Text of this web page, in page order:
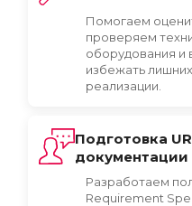
Помогаем
проверяем
оборудования и
избежать
реализации.
Подготовка
документации
Разработаем
Requirement